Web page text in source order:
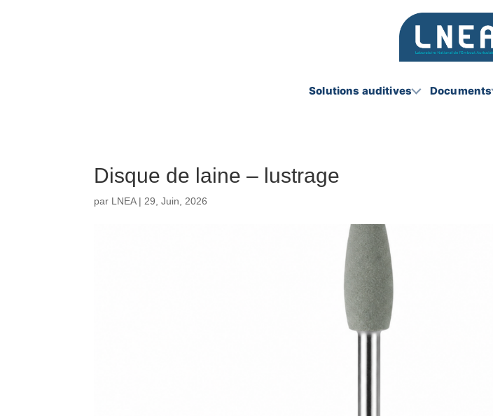
Solutions auditives Documents
Disque de laine – lustrage
par LNEA| 29, Juin, 2026